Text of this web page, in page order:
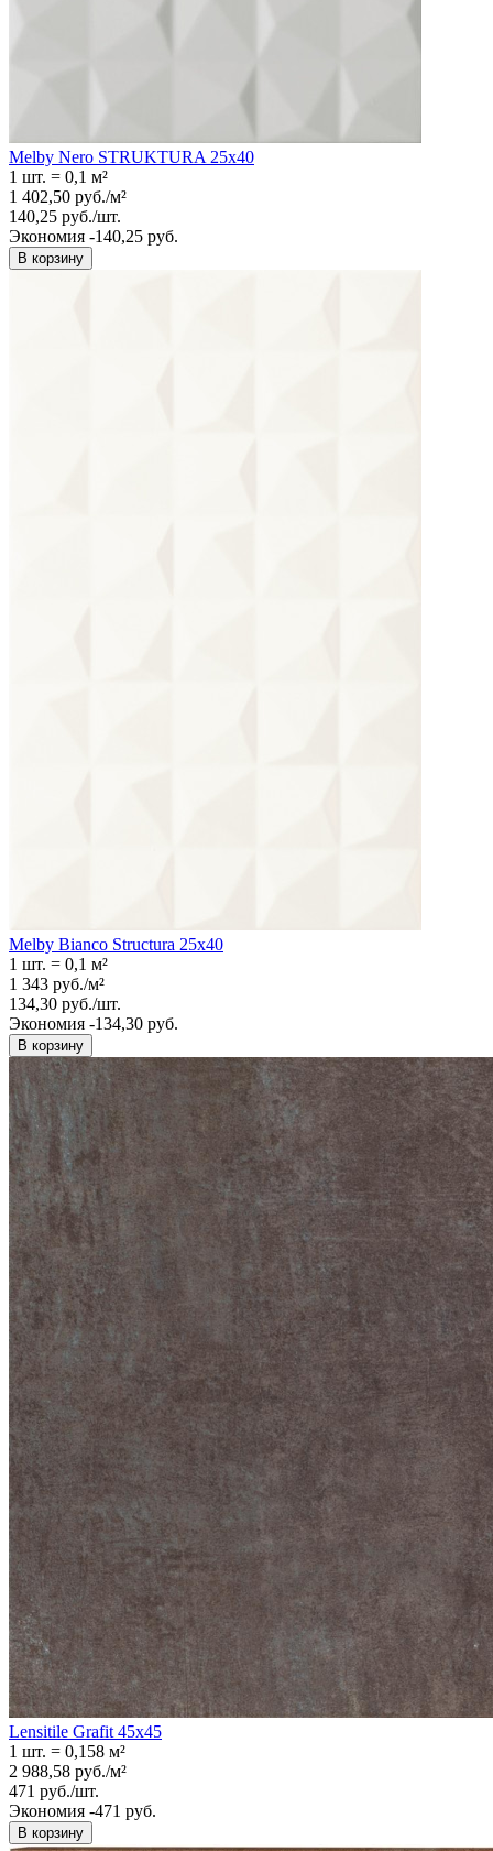
Melby Nero STRUKTURA 25x40
1 шт. = 0,1 м²
1 402,50 руб./м²
140,25 руб./шт.
Экономия -140,25 руб.
В корзину
Melby Bianco Structura 25х40
1 шт. = 0,1 м²
1 343 руб./м²
134,30 руб./шт.
Экономия -134,30 руб.
В корзину
Lensitile Grafit 45x45
1 шт. = 0,158 м²
2 988,58 руб./м²
471 руб./шт.
Экономия -471 руб.
В корзину